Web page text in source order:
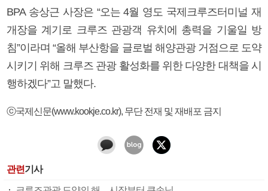
BPA 송상근 사장은 “오는 4월 영도 국제크루즈터미널 재
개장을 계기로 크루즈 관광객 유치에 총력을 기울일 방
침”이라며 “올해 부산항을 글로벌 해양관광 거점으로 도약
시키기 위해 크루즈 관광 활성화를 위한 다양한 대책을 시
행하겠다”고 말했다.
ⓒ국제신문(www.kookje.co.kr), 무단 전재 및 재배포 금지
관련기사